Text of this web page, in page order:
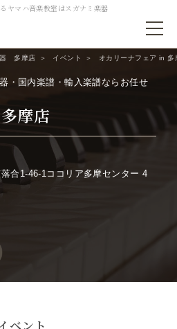
ヤマハ音楽教室はスガナミ楽器
器 多摩店 イベント オカリーナフェア in 多
・国内楽譜・輸入楽譜ならお任せ
摩店
合1-46-1ココリア多摩センター 4
ベント